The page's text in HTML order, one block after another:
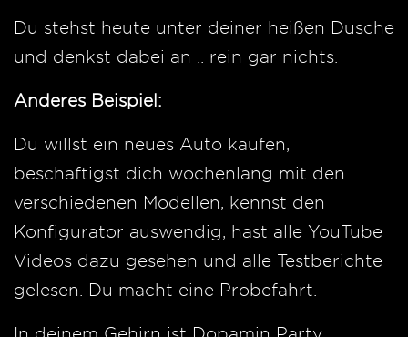
Du stehst heute unter deiner heißen Dusche
und denkst dabei an .. rein gar nichts.
Anderes Beispiel:
Du willst ein neues Auto kaufen,
beschäftigst dich wochenlang mit den
verschiedenen Modellen, kennst den
Konfigurator auswendig, hast alle YouTube
Videos dazu gesehen und alle Testberichte
gelesen. Du macht eine Probefahrt.